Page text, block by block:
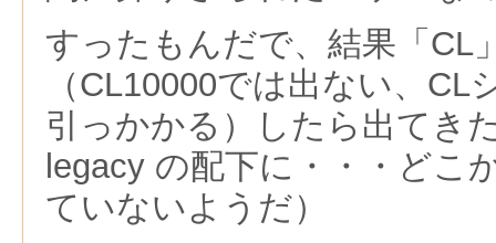
すったもんだで、結果「CL
（CL10000では出ない、
引っかかる）したら出てき
legacy の配下に・・・どこ
ていないようだ）